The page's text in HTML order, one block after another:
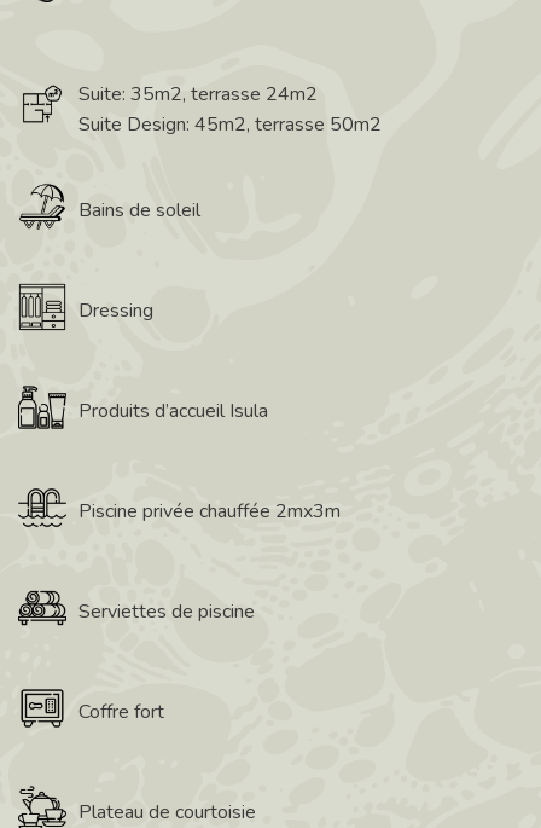
Suite: 35m2, terrasse 24m2
Suite Design: 45m2, terrasse 50m2
Bains de soleil
Dressing
Produits d’accueil Isula
Piscine privée chauffée 2mx3m
Serviettes de piscine
Coffre fort
Plateau de courtoisie